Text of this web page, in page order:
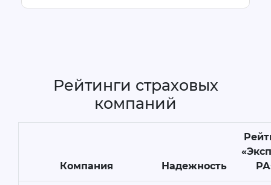
Рейтинги страховых
компаний
Компания Надежность